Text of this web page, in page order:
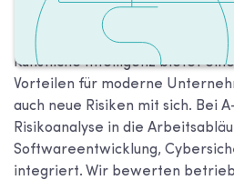
Künstliche Intelligenz bietet
Vorteilen für moderne
auch neue Risiken mit sich. Bei
Risikoanalyse in die
Softwareentwicklung,
integriert. Wir bewerten